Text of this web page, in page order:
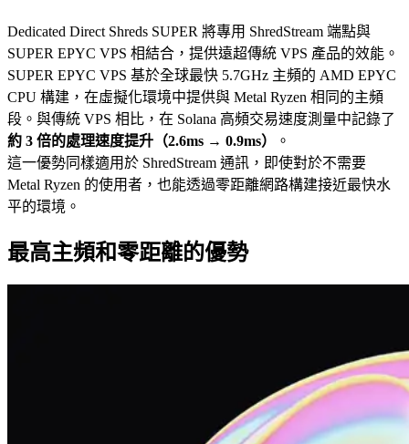
Dedicated Direct Shreds SUPER 將專用 ShredStream 端點與
SUPER EPYC VPS 相結合，提供遠超傳統 VPS 產品的效能。
SUPER EPYC VPS 基於全球最快 5.7GHz 主頻的 AMD EPYC
CPU 構建，在虛擬化環境中提供與 Metal Ryzen 相同的主頻
段。與傳統 VPS 相比，在 Solana 高頻交易速度測量中記錄了
約 3 倍的處理速度提升（2.6ms → 0.9ms）
。
這一優勢同樣適用於 ShredStream 通訊，即使對於不需要
Metal Ryzen 的使用者，也能透過零距離網路構建接近最快水
平的環境。
最高主頻和零距離的優勢